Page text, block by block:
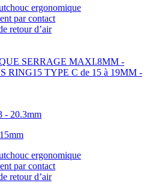
SERRAGE MAXI.8MM -
RING15 TYPE C de 15 à 19MM -
- 20.3mm
15mm